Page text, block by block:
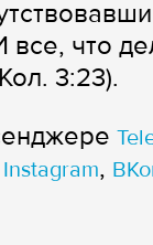
все, что
3:23).
Instagram,